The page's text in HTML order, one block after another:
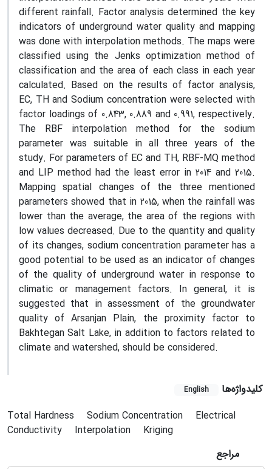
different rainfall. Factor analysis determined the key
indicators of underground water quality and mapping
was done with interpolation methods. The maps were
classified using the Jenks optimization method of
classification and the area of each class in each year
calculated. Based on the results of factor analysis,
EC, TH and Sodium concentration were selected with
factor loadings of 0.843, 0.889 and 0.991, respectively.
The RBF interpolation method for the sodium
parameter was suitable in all three years of the
study. For parameters of EC and TH, RBF-MQ method
and LIP method had the least error in 2014 and 2015.
Mapping spatial changes of the three mentioned
parameters showed that in 2015, when the rainfall was
lower than the average, the area of the regions with
low values decreased. Due to the quantity and quality
of its changes, sodium concentration parameter has a
good potential to be used as an indicator of changes
of the quality of underground water in response to
climatic or management factors. In general, it is
suggested that in assessment of the groundwater
quality of Arsanjan Plain, the proximity factor to
Bakhtegan Salt Lake, in addition to factors related to
climate and watershed, should be considered.
کلیدواژه‌ها English
Total Hardness Sodium Concentration
Electrical
Conductivity
Interpolation
Kriging
مراجع